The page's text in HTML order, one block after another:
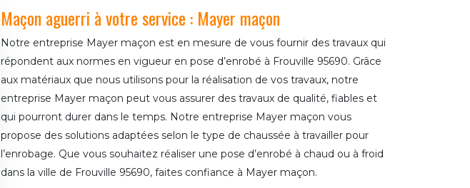
Maçon aguerri à votre service : Mayer maçon
Notre entreprise Mayer maçon est en mesure de vous fournir des travaux qui
répondent aux normes en vigueur en pose d’enrobé à Frouville 95690. Grâce
aux matériaux que nous utilisons pour la réalisation de vos travaux, notre
entreprise Mayer maçon peut vous assurer des travaux de qualité, fiables et
qui pourront durer dans le temps. Notre entreprise Mayer maçon vous
propose des solutions adaptées selon le type de chaussée à travailler pour
l’enrobage. Que vous souhaitez réaliser une pose d’enrobé à chaud ou à froid
dans la ville de Frouville 95690, faites confiance à Mayer maçon.